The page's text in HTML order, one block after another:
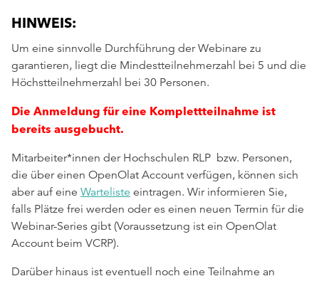
HINWEIS:
Um eine sinnvolle Durchführung der Webinare zu
garantieren, liegt die Mindestteilnehmerzahl bei 5 und die
Höchstteilnehmerzahl bei 30 Personen.
Die Anmeldung für eine Komplettteilnahme ist
bereits ausgebucht.
Mitarbeiter*innen der Hochschulen RLP bzw. Personen,
die über einen OpenOlat Account verfügen, können sich
aber auf eine Warteliste eintragen. Wir informieren Sie,
falls Plätze frei werden oder es einen neuen Termin für die
Webinar-Series gibt (Voraussetzung ist ein OpenOlat
Account beim VCRP).
Darüber hinaus ist eventuell noch eine Teilnahme an